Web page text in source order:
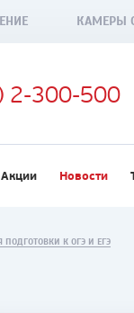
КАМЕРЫ
2-300-500
Акции Новости
К ОГЭ И ЕГЭ